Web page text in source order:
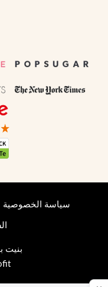
سياسة الخصوصية